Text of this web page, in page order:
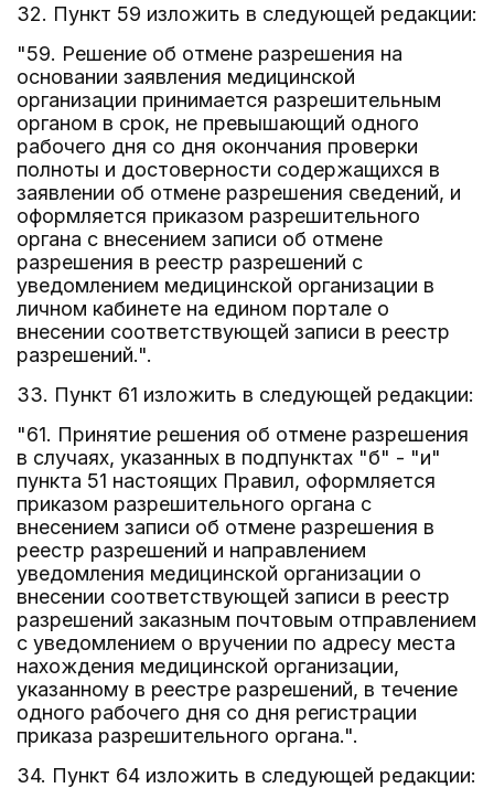
32. Пункт 59 изложить в следующей редакции:
"59. Решение об отмене разрешения на
основании заявления медицинской
организации принимается разрешительным
органом в срок, не превышающий одного
рабочего дня со дня окончания проверки
полноты и достоверности содержащихся в
заявлении об отмене разрешения сведений, и
оформляется приказом разрешительного
органа с внесением записи об отмене
разрешения в реестр разрешений с
уведомлением медицинской организации в
личном кабинете на едином портале о
внесении соответствующей записи в реестр
разрешений.".
33. Пункт 61 изложить в следующей редакции:
"61. Принятие решения об отмене разрешения
в случаях, указанных в подпунктах "б" - "и"
пункта 51 настоящих Правил, оформляется
приказом разрешительного органа с
внесением записи об отмене разрешения в
реестр разрешений и направлением
уведомления медицинской организации о
внесении соответствующей записи в реестр
разрешений заказным почтовым отправлением
с уведомлением о вручении по адресу места
нахождения медицинской организации,
указанному в реестре разрешений, в течение
одного рабочего дня со дня регистрации
приказа разрешительного органа.".
34. Пункт 64 изложить в следующей редакции: